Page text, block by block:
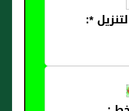
*: